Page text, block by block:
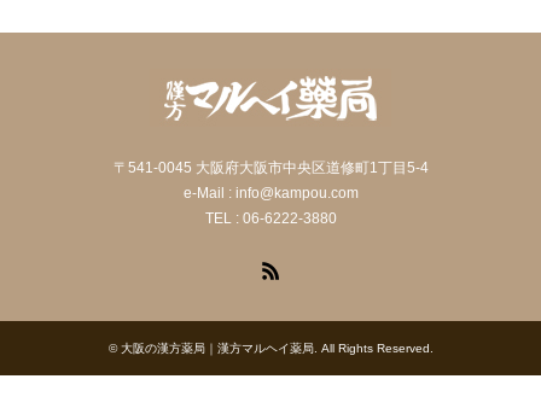
〒541-0045 大阪府大阪市中央区道修町1丁目5-4
e-Mail : info@kampou.com
TEL : 06-6222-3880
©大阪の漢方薬局｜漢方マルヘイ薬局. All Rights Reserved.